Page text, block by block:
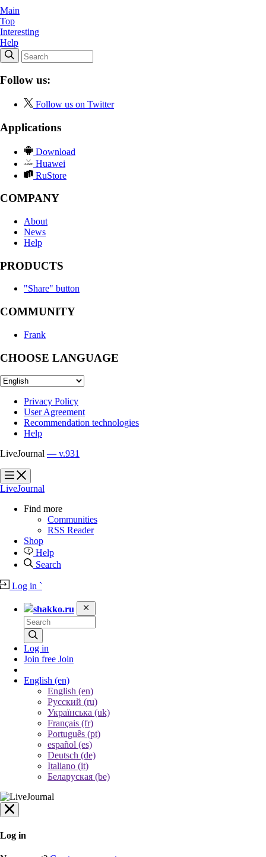
Main
Top
Interesting
Help
Follow us:
Follow us on Twitter
Applications
Download
Huawei
RuStore
COMPANY
About
News
Help
PRODUCTS
"Share" button
COMMUNITY
Frank
CHOOSE LANGUAGE
Privacy Policy
User Agreement
Recommendation technologies
Help
LiveJournal — v.931
?
?
LiveJournal
Find more
Communities
RSS Reader
Shop
Help
Search
Log in `
shakko.ru
Log in
Join free Join
English (en)
English (en)
Русский (ru)
Українська (uk)
Français (fr)
Português (pt)
español (es)
Deutsch (de)
Italiano (it)
Беларуская (be)
Log in